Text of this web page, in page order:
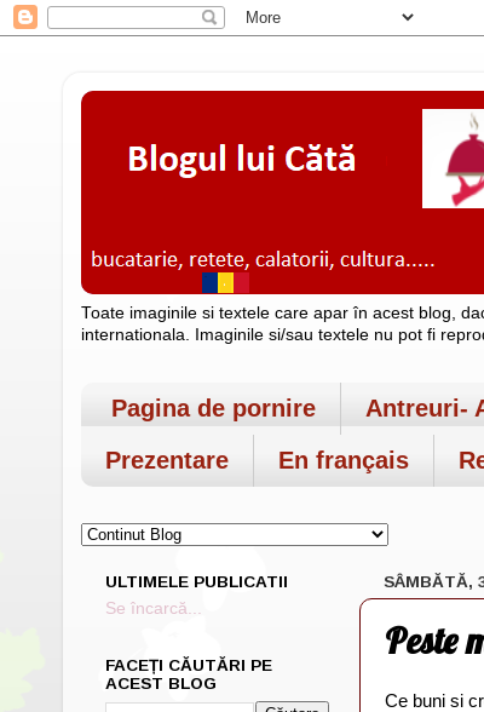
Toate imaginile si textele care apar în acest blog,
internationala. Imaginile si/sau textele nu pot fi
Pagina de pornire Antreuri-
Prezentare
En français
SÂMBĂTĂ,
Peste
Ce buni si
ULTIMELE PUBLICATII
Se încarcă...
FACEȚI CĂUTĂRI PE
ACEST BLOG